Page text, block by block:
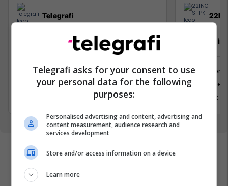
Telegrafi
Trajnim: “Raportimi për lajmet lokale
dhe realizimi i video storieve”
Trajnim dhe Konsulencë
Prishtinë
Inxhinier i
Inxhinieri
Prishtinë
6 Korrik
Telegrafi asks for your consent to use
your personal data for the following
purposes:
Personalised advertising and content, advertising and
content measurement, audience research and
services development
Store and/or access information on a device
Learn more